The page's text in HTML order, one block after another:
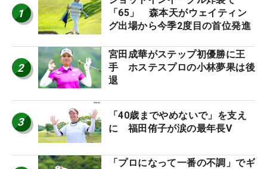
1
「65」 森本天がウェイティン
グ出場から今季2度目の首位発進
2
宮田成華がステップ初優勝に王
手 ホステスプロの小林夢果は後
退
3
「40歳までやめないで」を支え
に 福田侑子が涙の最年長V
「プロになって一番の不調」でギ